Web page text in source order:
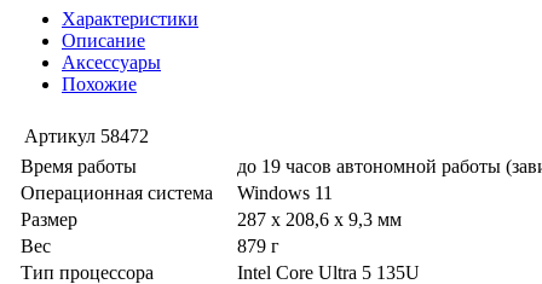
Характеристики
Описание
Аксессуары
Похожие
Артикул 58472
Время работы
до 19 часов автономной работы
Операционная система
Windows 11
Размер
287 x 208,6 x 9,3 мм
Вес
879 г
Тип процессора
Intel Core Ultra 5 135U